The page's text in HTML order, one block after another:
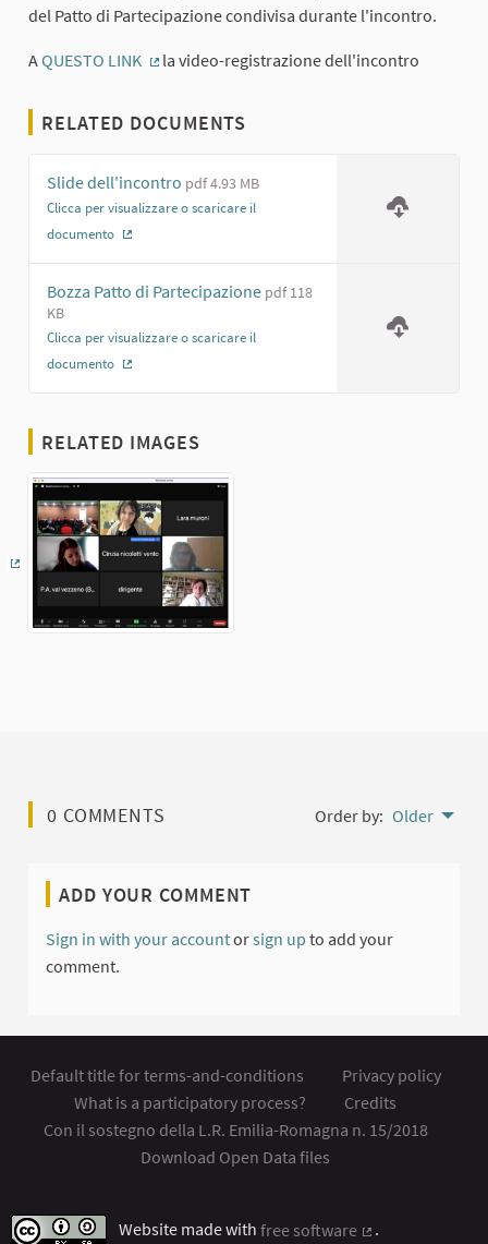
del Patto di Partecipazione condivisa durante l'incontro.
AQUESTO LINK
la video-registrazione dell'incontro
RELATED DOCUMENTS
Slide dell'incontro pdf 4.93 MB
Clicca per visualizzare o scaricare il
documento
Bozza Patto di Partecipazione pdf 118
KB
Clicca per visualizzare o scaricare il
documento
RELATED IMAGES
0 COMMENTS Order by: Older
ADD YOUR COMMENT
Sign in with your accountorsign up to add your
comment.
Default title for terms-and-conditions
Privacy policy
What is a participatory process?
Credits
Con il sostegno della L.R. Emilia-Romagna n. 15/2018
Download Open Data files
Website made with free software
.